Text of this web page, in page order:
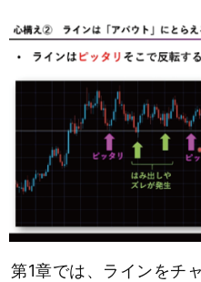
第1章では、ラインをチ